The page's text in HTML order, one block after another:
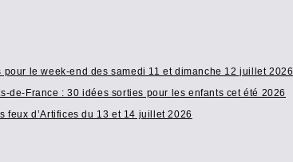
pour le week-end des samedi 11 et dimanche 12 juillet 2026
de-France : 30 idées sorties pour les enfants cet été 2026
feux d’Artifices du 13 et 14 juillet 2026